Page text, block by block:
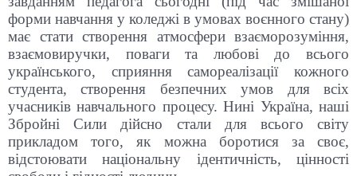
форми навчання у коледжі в умовах воєнного стану)
має стати створення атмосфери взаєморозуміння,
взаємовиручки, поваги та любові до всього
українського, сприяння самореалізації кожного
студента, створення безпечних умов для всіх
учасників навчального процесу. Нині Україна, наші
Збройні Сили дійсно стали для всього світу
прикладом того, як можна боротися за своє,
відстоювати національну ідентичність, цінності